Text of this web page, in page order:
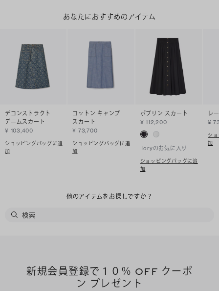
あなたにおすすめのアイテム
デコンストラクト
デニムスカート
¥ 103,400
ショッピングバッグに追
加
コットン キャンプ
スカート
¥ 73,700
ショッピングバッグに追
加
ポプリン スカート
¥ 112,200
Toryのお気に入り
ショッピングバッグに追
加
レ
¥
シ
加
他のアイテムをお探しですか？
新規会員登録で１０％ OFF クーポ
ン プレゼント